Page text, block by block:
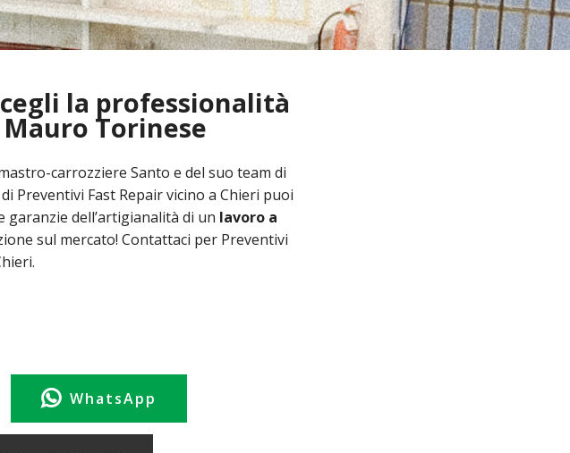
la professionalità
Torinese
carrozziere Santo e del suo team di
Preventivi Fast Repair vicino a Chieri puoi
dell’artigianalità di un lavoro a
sul mercato! Contattaci per Preventivi
WhatsApp